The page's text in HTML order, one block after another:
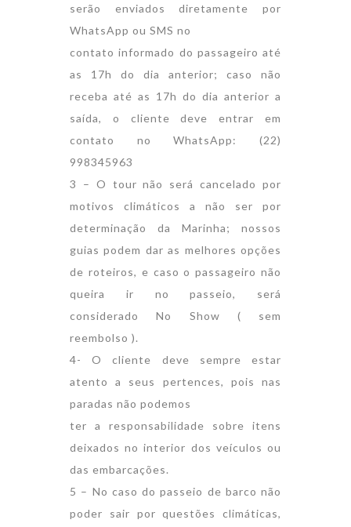
serão enviados diretamente por
WhatsApp ou SMS no
contato informado do passageiro até
as 17h do dia anterior; caso não
receba até as 17h do dia anterior a
saída, o cliente deve entrar em
contato no WhatsApp: (22)
998345963
3 – O tour não será cancelado por
motivos climáticos a não ser por
determinação da Marinha; nossos
guias podem dar as melhores opções
de roteiros, e caso o passageiro não
queira ir no passeio, será
considerado No Show ( sem
reembolso ).
4- O cliente deve sempre estar
atento a seus pertences, pois nas
paradas não podemos
ter a responsabilidade sobre itens
deixados no interior dos veículos ou
das embarcações.
5 – No caso do passeio de barco não
poder sair por questões climáticas,